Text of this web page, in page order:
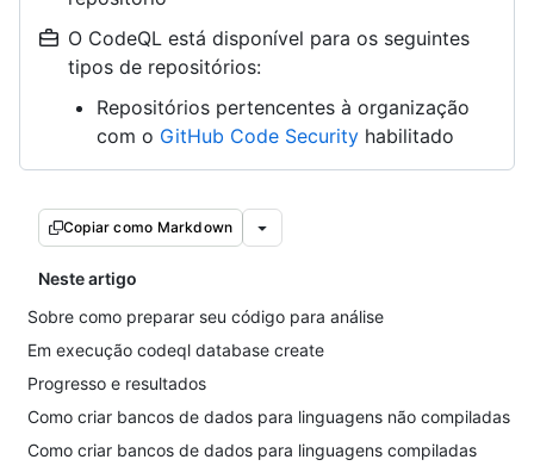
O CodeQL está disponível para os seguintes
tipos de repositórios:
Repositórios pertencentes à organização
com o GitHub Code Security habilitado
Copiar como Markdown
Neste artigo
Sobre como preparar seu código para análise
Em execução codeql database create
Progresso e resultados
Como criar bancos de dados para linguagens não compiladas
Como criar bancos de dados para linguagens compiladas